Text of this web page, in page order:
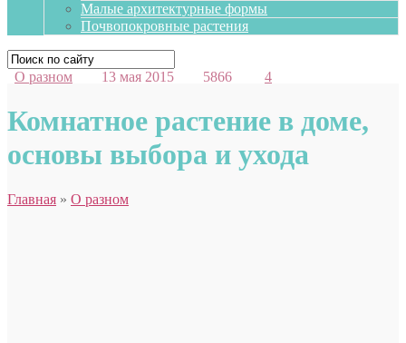
Малые архитектурные формы
Почвопокровные растения
О разном 13 мая 2015 5866 4
Комнатное растение в доме,
основы выбора и ухода
Главная » О разном